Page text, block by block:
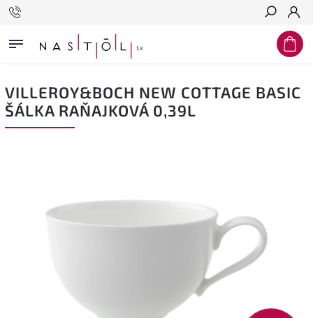
Hľadať
VILLEROY&BOCH NEW COTTAGE BASIC
ŠÁLKA RAŇAJKOVÁ 0,39L